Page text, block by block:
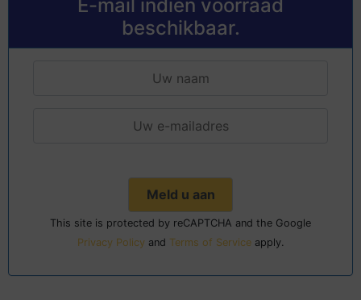
E-mail indien voorraad
beschikbaar.
This site is protected by reCAPTCHA and the Google
Privacy Policy and Terms of Service apply.